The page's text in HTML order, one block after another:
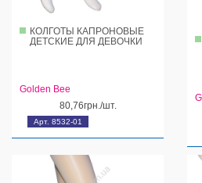
Арт. 8532-01
КОЛГОТЫ КАПРОНОВЫЕ
ДЕТСКИЕ ДЛЯ ДЕВОЧКИ
Golden Bee
80,76грн./шт.